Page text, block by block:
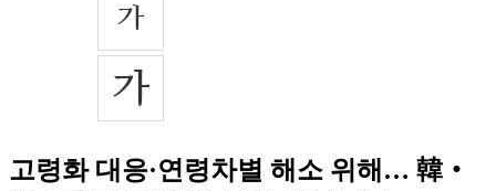
고령화 대응·연령차별 해소 위해… 韓‧